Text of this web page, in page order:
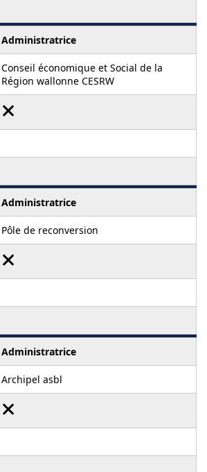
Administratrice
Conseil économique et Social de la
Région wallonne CESRW
Administratrice
Pôle de reconversion
Administratrice
Archipel asbl